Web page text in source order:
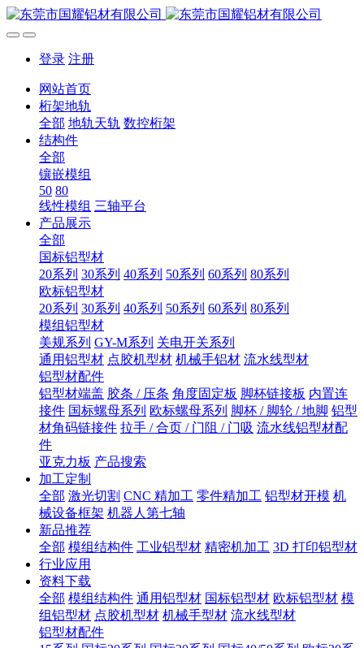
登录 注册
网站首页
桁架地轨
全部 地轨天轨 数控桁架
结构件
全部
镶嵌模组
50 80
线性模组 三轴平台
产品展示
全部
国标铝型材
20系列 30系列 40系列 50系列 60系列 80系列
欧标铝型材
20系列 30系列 40系列 50系列 60系列 80系列
模组铝型材
美规系列 GY-M系列 关电开关系列
通用铝型材 点胶机型材 机械手铝材 流水线型材
铝型材配件
铝型材端盖 胶条 / 压条 角度固定板 脚杯链接板 内置连
接件 国标螺母系列 欧标螺母系列 脚杯 / 脚轮 / 地脚 铝型
材角码链接件 拉手 / 合页 / 门阻 / 门吸 流水线铝型材配
件
亚克力板 产品搜索
加工定制
全部 激光切割 CNC 精加工 零件精加工 铝型材开模 机
械设备框架 机器人第七轴
新品推荐
全部 模组结构件 工业铝型材 精密机加工 3D 打印铝型材
行业应用
资料下载
全部 模组结构件 通用铝型材 国标铝型材 欧标铝型材 模
组铝型材 点胶机型材 机械手型材 流水线型材
铝型材配件